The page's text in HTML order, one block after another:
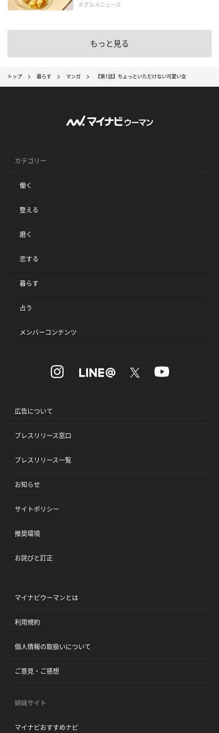
＃グルメニュース
もっと見る
トップ 暮らす マンガ 【第1話】ちょっといただけない可愛い女
カテゴリー
働く
整える
磨く
恋する
暮らす
占う
メンバーコンテンツ
広告について
プレスリリース窓口
プレスリリース一覧
お知らせ
サイトポリシー
推奨環境
お詫びと訂正
マイナビウーマンとは
利用規約
個人情報の取扱いについて
ご意見・ご感想
姉妹サイト
マイナビおすすめナビ